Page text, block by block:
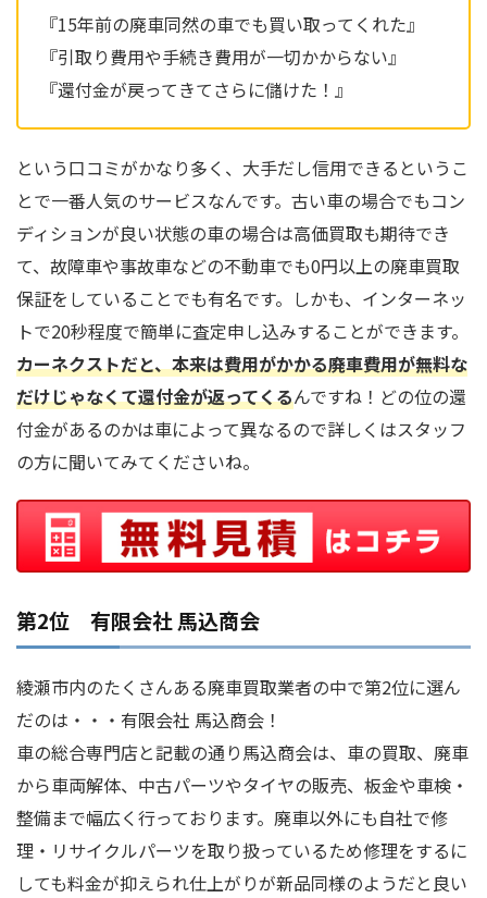
『15年前の廃車同然の車でも買い取ってくれた』
『引取り費用や手続き費用が一切かからない』
『還付金が戻ってきてさらに儲けた！』
という口コミがかなり多く、大手だし信用できるというこ
とで一番人気のサービスなんです。古い車の場合でもコン
ディションが良い状態の車の場合は高価買取も期待でき
て、故障車や事故車などの不動車でも0円以上の廃車買取
保証をしていることでも有名です。しかも、インターネッ
トで20秒程度で簡単に査定申し込みすることができます。
カーネクストだと、本来は費用がかかる廃車費用が無料な
だけじゃなくて還付金が返ってくるんですね！どの位の還
付金があるのかは車によって異なるので詳しくはスタッフ
の方に聞いてみてくださいね。
第2位 有限会社 馬込商会
綾瀬市内のたくさんある廃車買取業者の中で第2位に選ん
だのは・・・有限会社 馬込商会！
車の総合専門店と記載の通り馬込商会は、車の買取、廃車
から車両解体、中古パーツやタイヤの販売、板金や車検・
整備まで幅広く行っております。廃車以外にも自社で修
理・リサイクルパーツを取り扱っているため修理をするに
しても料金が抑えられ仕上がりが新品同様のようだと良い